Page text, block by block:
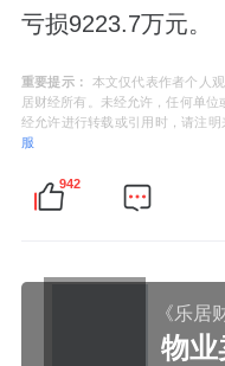
亏损9223.7万元。
重要提示：
本文仅代表作者个人
居财经所有。未经允许，任何单
经允许进行转载或引用时，请注
服
942
《乐居
物业